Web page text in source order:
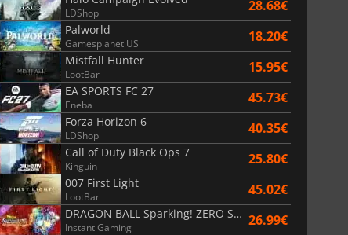
LDShop 28.68€
Palworld
Gamesplanet US 18.20€
Mistfall Hunter
LootBar 15.95€
EA SPORTS FC 27
Eneba 45.73€
Forza Horizon 6
LDShop 40.35€
Call of Duty Black Ops 7
Kinguin 25.80€
007 First Light
LootBar 45.02€
DRAGON BALL Sparking! ZERO Super Limit Breaking NEO
Instant Gaming 26.99€